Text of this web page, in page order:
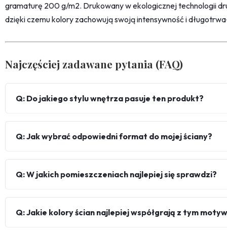
gramaturę 200 g/m2. Drukowany w ekologicznej technologii
dzięki czemu kolory zachowują swoją intensywność i
Najczęściej zadawane pytania (FAQ)
Q: Do jakiego stylu wnętrza pasuje ten produkt?
Q: Jak wybrać odpowiedni format do mojej ściany?
Q: W jakich pomieszczeniach najlepiej się sprawdzi?
Q: Jakie kolory ścian najlepiej współgrają z tym